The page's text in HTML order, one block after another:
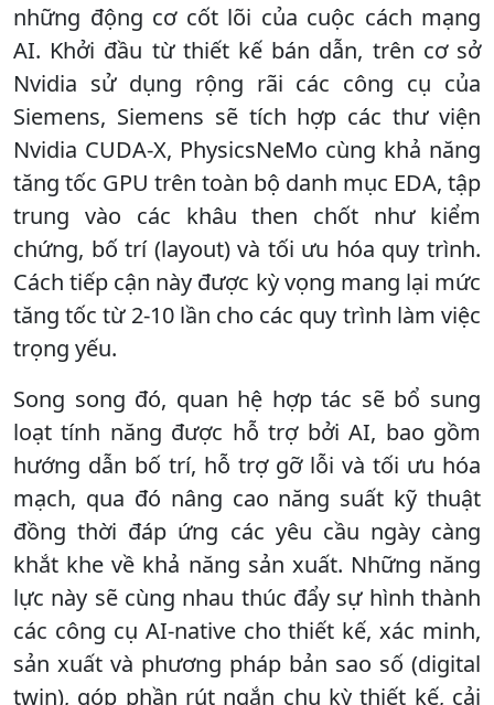
những động cơ cốt lõi của cuộc cách mạng
AI. Khởi đầu từ thiết kế bán dẫn, trên cơ sở
Nvidia sử dụng rộng rãi các công cụ của
Siemens, Siemens sẽ tích hợp các thư viện
Nvidia CUDA-X, PhysicsNeMo cùng khả năng
tăng tốc GPU trên toàn bộ danh mục EDA, tập
trung vào các khâu then chốt như kiểm
chứng, bố trí (layout) và tối ưu hóa quy trình.
Cách tiếp cận này được kỳ vọng mang lại mức
tăng tốc từ 2-10 lần cho các quy trình làm việc
trọng yếu.
Song song đó, quan hệ hợp tác sẽ bổ sung
loạt tính năng được hỗ trợ bởi AI, bao gồm
hướng dẫn bố trí, hỗ trợ gỡ lỗi và tối ưu hóa
mạch, qua đó nâng cao năng suất kỹ thuật
đồng thời đáp ứng các yêu cầu ngày càng
khắt khe về khả năng sản xuất. Những năng
lực này sẽ cùng nhau thúc đẩy sự hình thành
các công cụ AI-native cho thiết kế, xác minh,
sản xuất và phương pháp bản sao số (digital
twin), góp phần rút ngắn chu kỳ thiết kế, cải